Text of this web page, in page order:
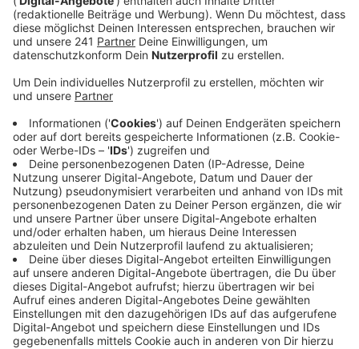
Veröffentlicht:Sonntag, 16.08.2020 17:32
Anzeige
Nach dem Qualifying startete Alt aus der ersten
Startreihe von Position drei. Der erste Lauf muste um
eine Dreiviertelstunde verschoben werden, da es
technische Probleme mit der Ampelanlage gab. Platz
drei war hier für Alt nie wirklich in Gefahr, aber auf die
beiden Führenden verlor er bis ins Ziel 13 Sekunden.
Im zweiten Lauf ging es für den 24jährigen
Nümbrechter von Position sieben aus ins Rennen. Er
erwischte keinen guten Start, arbeitete sich aber
kontinulierlich von Rang acht nach vorne. Im Kampf
ums Podium lieferte er sich dann mit zwei
Konkurrenten einen packenden Kampf. Die beiden